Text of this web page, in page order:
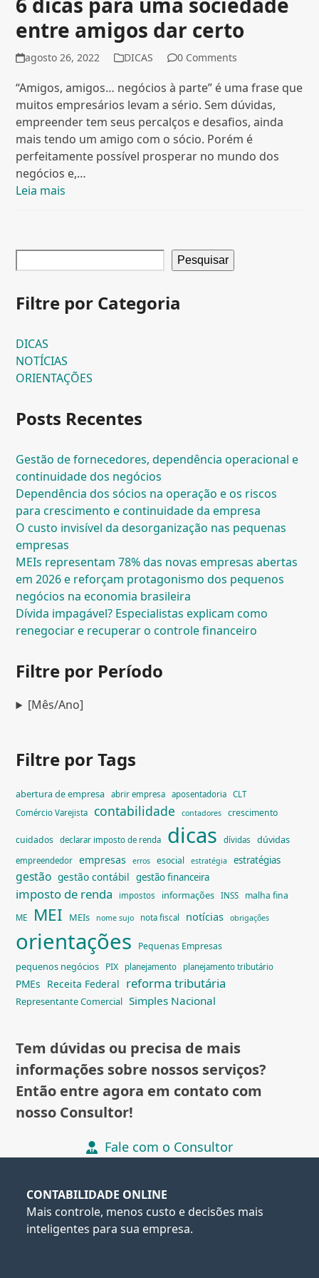
entre amigos dar certo
agosto 26, 2022 DICAS 0 Comments
“Amigos, amigos… negócios à parte” é uma frase que
muitos empresários levam a sério. Sem dúvidas,
empreender tem seus percalços e desafios, ainda
mais tendo um amigo com o sócio. Porém é
perfeitamente possível prosperar no mundo dos
negócios e,…
Leia mais
Pesquisar
Filtre por Categoria
DICAS
NOTÍCIAS
ORIENTAÇÕES
Posts Recentes
Gestão de fornecedores, dependência operacional e
continuidade dos negócios
Dependência dos sócios na operação e os riscos
para crescimento e continuidade da empresa
O custo invisível da desorganização nas pequenas
empresas
MEIs representam 78% das novas empresas abertas
em 2026 e reforçam protagonismo dos pequenos
negócios na economia brasileira
Dívida impagável? Especialistas explicam como
renegociar e recuperar o controle financeiro
Filtre por Período
[Mês/Ano]
Filtre por Tags
abertura de empresa abrir empresa aposentadoria
CLT
Comércio Varejista
contabilidade contadores crescimento
cuidados declarar imposto de renda dicas dívidas dúvidas
empreendedor empresas erros esocial estratégia estratégias
gestão gestão contábil gestão financeira
imposto de renda impostos informações INSS malha fina
ME MEI MEIs nome sujo nota fiscal notícias obrigações
orientações Pequenas Empresas
pequenos negócios PIX planejamento planejamento tributário
PMEs Receita Federal reforma tributária
Representante Comercial Simples Nacional
Tem dúvidas ou precisa de mais
informações sobre nossos serviços?
Então entre agora em contato com
nosso Consultor!
Fale com o Consultor
CONTABILIDADE ONLINE
Mais controle, menos custo e decisões mais
inteligentes para sua empresa.